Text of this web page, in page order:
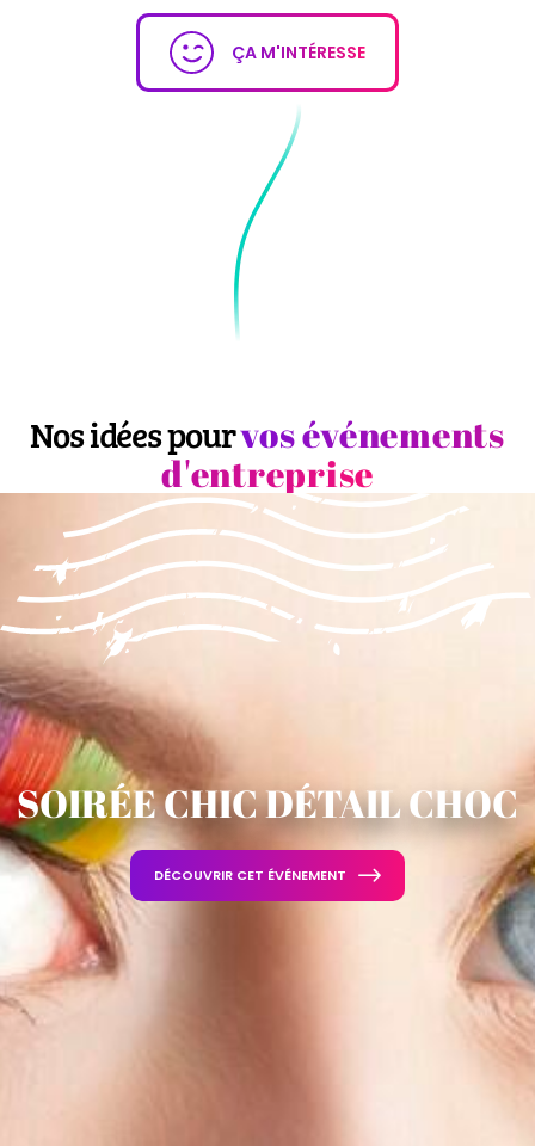
ÇA M'INTÉRESSE
Nos idées pourvos événements
d'entreprise
SOIRÉE CHIC DÉTAIL CHOC
DÉCOUVRIR CET ÉVÉNEMENT